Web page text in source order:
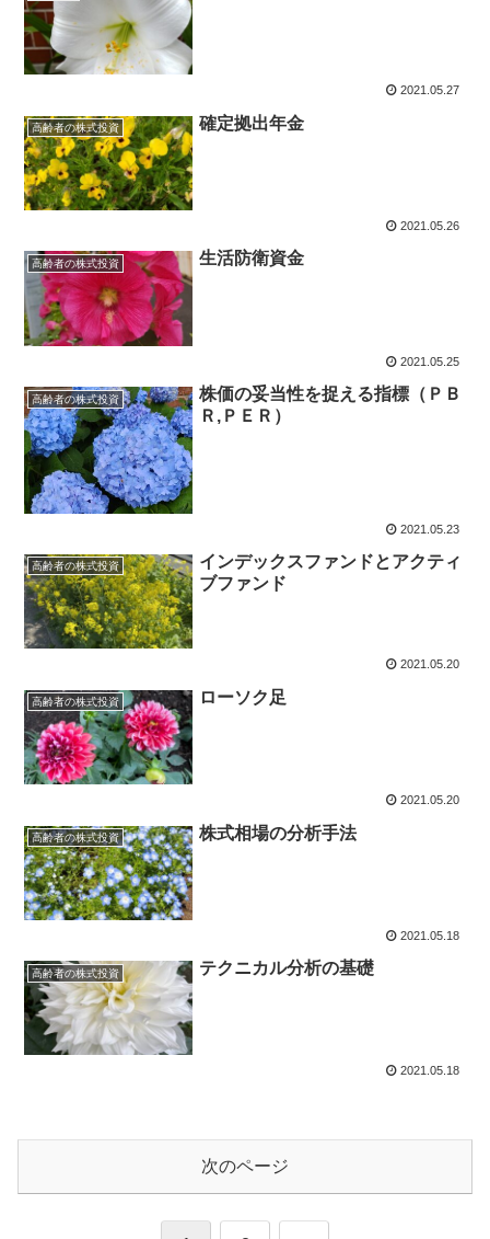
2021.05.27
高齢者の株式投資 確定拠出年金
2021.05.26
高齢者の株式投資 生活防衛資金
2021.05.25
高齢者の株式投資
株価の妥当性を捉える指標（ＰＢ
Ｒ,ＰＥＲ）
2021.05.23
高齢者の株式投資
インデックスファンドとアクティ
ブファンド
2021.05.20
高齢者の株式投資 ローソク足
2021.05.20
高齢者の株式投資 株式相場の分析手法
2021.05.18
高齢者の株式投資 テクニカル分析の基礎
2021.05.18
次のページ